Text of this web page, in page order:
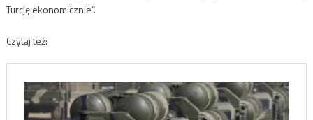
Turcję ekonomicznie”.
Czytaj też: